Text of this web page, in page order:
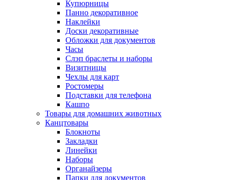
Купюрницы
Панно декоративное
Наклейки
Доски декоративные
Обложки для документов
Часы
Слэп браслеты и наборы
Визитницы
Чехлы для карт
Ростомеры
Подставки для телефона
Кашпо
Товары для домашних животных
Канцтовары
Блокноты
Закладки
Линейки
Наборы
Органайзеры
Папки для документов